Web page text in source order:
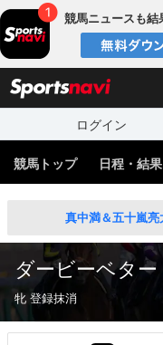
競馬ニュースも結
ログイン
競馬トップ 日程・結果
真中満＆五十嵐亮
ダービーベター
牝 登録抹消